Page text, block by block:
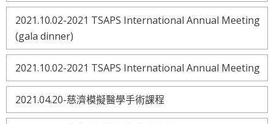
2021.10.02-2021 TSAPS International Annual Meeting
(gala dinner)
2021.10.02-2021 TSAPS International Annual Meeting
2021.04.20-慈濟模擬醫學手術課程